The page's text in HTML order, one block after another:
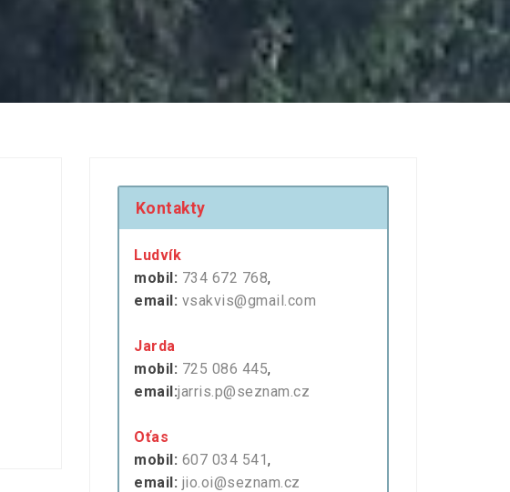
Kontakty
Ludvík
mobil: 734 672 768,
email: vsakvis@gmail.com
Jarda
mobil: 725 086 445,
email:jarris.p@seznam.cz
Oťas
mobil: 607 034 541,
email: jio.oi@seznam.cz